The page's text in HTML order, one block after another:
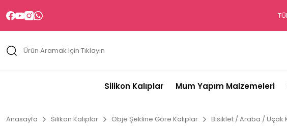
Silikon Kalıplar Mum Yapım Malzemeleri
Anasayfa Silikon Kalıplar Obje Şekline Göre Kalıplar Bisiklet / Araba / Uçak